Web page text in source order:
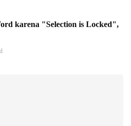
karena "Selection is Locked",